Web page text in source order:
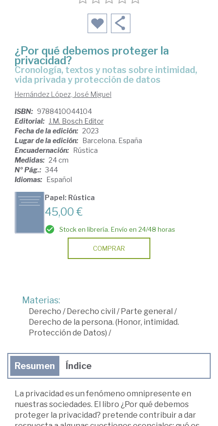
¿Por qué debemos proteger la
privacidad?
cronología, textos y notas sobre intimidad,
vida privada y protección de datos
Hernández López, José Miguel
ISBN: 9788410044104
Editorial: J.M. Bosch Editor
Fecha de la edición: 2023
Lugar de la edición: Barcelona. España
Encuadernación: Rústica
Medidas: 24 cm
Nº Pág.: 344
Idiomas: Español
Papel: Rústica
45,00 €
Stock en librería. Envío en 24/48 horas
COMPRAR
Materias:
Derecho /Derecho civil /Parte general /
Derecho de la persona. (Honor, intimidad.
Protección de Datos) /
Resumen Índice
La privacidad es un fenómeno omnipresente en
nuestras sociedades. El libro ¿Por qué debemos
proteger la privacidad? pretende contribuir a dar